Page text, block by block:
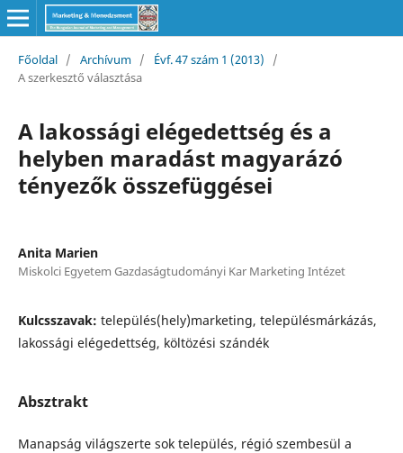
Főoldal / Archívum / Évf. 47 szám 1 (2013)
/
A szerkesztő választása
A lakossági elégedettség és a
helyben maradást magyarázó
tényezők összefüggései
Anita Marien
Miskolci Egyetem Gazdaságtudományi Kar Marketing Intézet
Kulcsszavak: település(hely)marketing, településmárkázás,
lakossági elégedettség, költözési szándék
Absztrakt
Manapság világszerte sok település, régió szembesül a